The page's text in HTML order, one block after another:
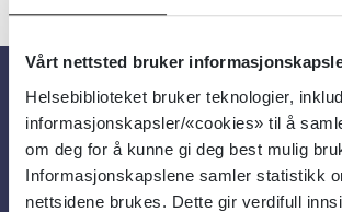
Vårt nettsted bruker
Helsebiblioteket bruker teknologier,
informasjonskapsler/«cookies» til å
om deg for å kunne gi deg best mulig
Informasjonskapslene samler statistikk
nettsidene brukes. Dette gir verdifull
Om oss
Om Helsebiblioteket